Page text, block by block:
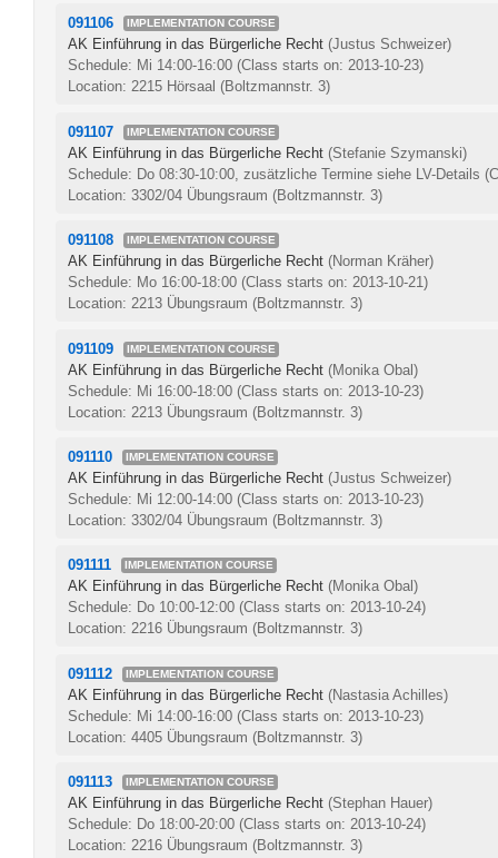
091106 IMPLEMENTATION COURSE
AK Einführung in das Bürgerliche Recht (Justus Schweizer)
Schedule: Mi 14:00-16:00 (Class starts on: 2013-10-23)
Location: 2215 Hörsaal (Boltzmannstr. 3)
091107 IMPLEMENTATION COURSE
AK Einführung in das Bürgerliche Recht (Stefanie Szymanski)
Schedule: Do 08:30-10:00, zusätzliche Termine siehe LV-Details
Location: 3302/04 Übungsraum (Boltzmannstr. 3)
091108 IMPLEMENTATION COURSE
AK Einführung in das Bürgerliche Recht (Norman Kräher)
Schedule: Mo 16:00-18:00 (Class starts on: 2013-10-21)
Location: 2213 Übungsraum (Boltzmannstr. 3)
091109 IMPLEMENTATION COURSE
AK Einführung in das Bürgerliche Recht (Monika Obal)
Schedule: Mi 16:00-18:00 (Class starts on: 2013-10-23)
Location: 2213 Übungsraum (Boltzmannstr. 3)
091110 IMPLEMENTATION COURSE
AK Einführung in das Bürgerliche Recht (Justus Schweizer)
Schedule: Mi 12:00-14:00 (Class starts on: 2013-10-23)
Location: 3302/04 Übungsraum (Boltzmannstr. 3)
091111 IMPLEMENTATION COURSE
AK Einführung in das Bürgerliche Recht (Monika Obal)
Schedule: Do 10:00-12:00 (Class starts on: 2013-10-24)
Location: 2216 Übungsraum (Boltzmannstr. 3)
091112 IMPLEMENTATION COURSE
AK Einführung in das Bürgerliche Recht (Nastasia Achilles)
Schedule: Mi 14:00-16:00 (Class starts on: 2013-10-23)
Location: 4405 Übungsraum (Boltzmannstr. 3)
091113 IMPLEMENTATION COURSE
AK Einführung in das Bürgerliche Recht (Stephan Hauer)
Schedule: Do 18:00-20:00 (Class starts on: 2013-10-24)
Location: 2216 Übungsraum (Boltzmannstr. 3)